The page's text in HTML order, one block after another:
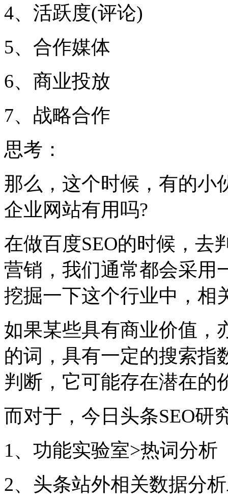
4、活跃度(评论)
5、合作媒体
6、商业投放
7、战略合作
思考：
那么，这个时候，有的小
企业网站有用吗?
在做百度SEO的时候，去
营销，我们通常都会采用
挖掘一下这个行业中，相
如果某些具有商业价值，
的词，具有一定的搜索指
判断，它可能存在潜在的
而对于，今日头条SEO研
1、功能实验室>热词分析
2、头条站外相关数据分